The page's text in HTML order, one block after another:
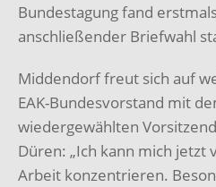
Bundestagung fand
anschließender Briefwahl
Middendorf freut sich auf
EAK-Bundesvorstand mit
wiedergewählten
Düren: „Ich kann mich jetzt
Arbeit konzentrieren.